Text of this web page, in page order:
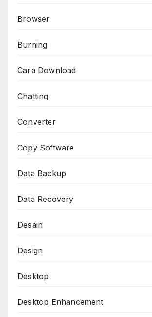
Browser
Burning
Cara Download
Chatting
Converter
Copy Software
Data Backup
Data Recovery
Desain
Design
Desktop
Desktop Enhancement